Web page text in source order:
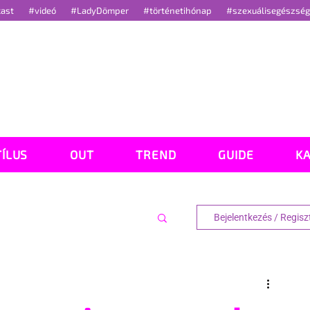
#videó #LadyDömper #történetihónap
OUT TREND GUIDE
Bejelentkezés /